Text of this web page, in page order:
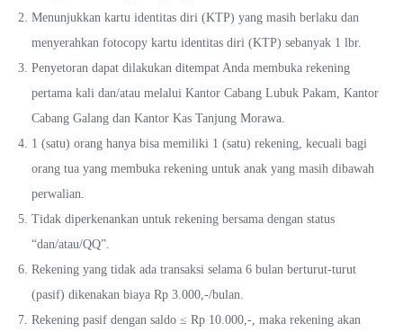
Menunjukkan kartu identitas diri (KTP) yang masih berlaku dan
menyerahkan fotocopy kartu identitas diri (KTP) sebanyak 1 lbr.
Penyetoran dapat dilakukan ditempat Anda membuka rekening
pertama kali dan/atau melalui Kantor Cabang Lubuk Pakam, Kantor
Cabang Galang dan Kantor Kas Tanjung Morawa.
1 (satu) orang hanya bisa memiliki 1 (satu) rekening, kecuali bagi
orang tua yang membuka rekening untuk anak yang masih dibawah
perwalian.
Tidak diperkenankan untuk rekening bersama dengan status
“dan/atau/QQ”.
Rekening yang tidak ada transaksi selama 6 bulan berturut-turut
(pasif) dikenakan biaya Rp 3.000,-/bulan.
Rekening pasif dengan saldo ≤ Rp 10.000,-, maka rekening akan